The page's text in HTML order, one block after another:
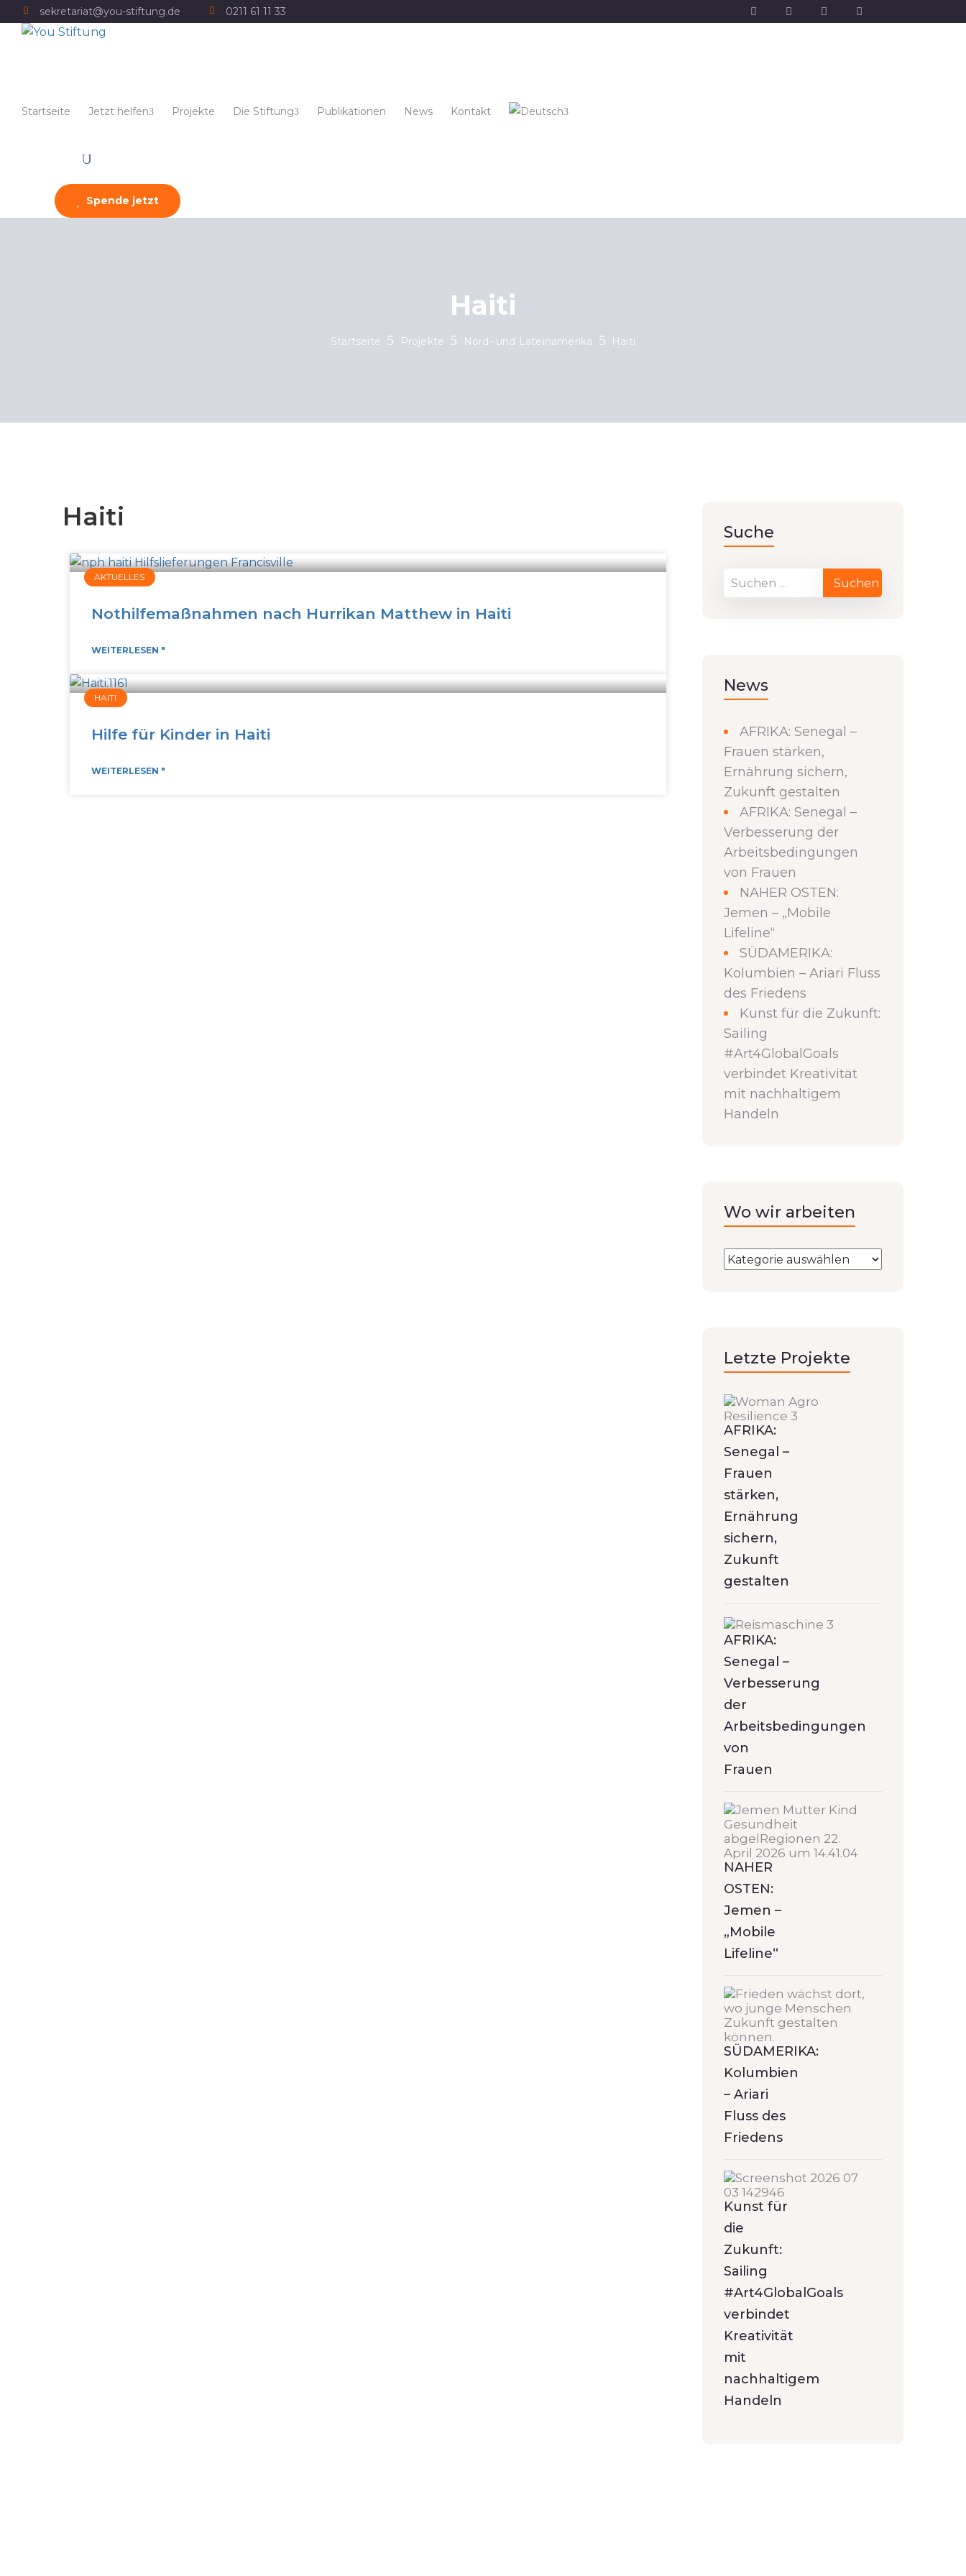
sekretariat@you-stiftung.de 0211 61 11 33
Startseite Jetzt helfen Projekte Die Stiftung Publikationen News Kontakt
Spende jetzt
Haiti
Startseite Projekte Nord- und Lateinamerika Haiti
Haiti
AKTUELLES
Nothilfemaßnahmen nach Hurrikan Matthew in Haiti
WEITERLESEN "
HAITI
Hilfe für Kinder in Haiti
WEITERLESEN "
Suche
News
AFRIKA: Senegal –
Frauen stärken,
Ernährung sichern,
Zukunft gestalten
AFRIKA: Senegal –
Verbesserung der
Arbeitsbedingungen
von Frauen
NAHER OSTEN:
Jemen – „Mobile
Lifeline“
SÜDAMERIKA:
Kolumbien – Ariari Fluss
des Friedens
Kunst für die Zukunft:
Sailing
#Art4GlobalGoals
verbindet Kreativität
mit nachhaltigem
Handeln
Wo wir arbeiten
Letzte Projekte
AFRIKA:
Senegal –
Frauen
stärken,
Ernährung
sichern,
Zukunft
gestalten
AFRIKA:
Senegal –
Verbesserung
der
Arbeitsbedingungen
von
Frauen
NAHER
OSTEN:
Jemen –
„Mobile
Lifeline“
SÜDAMERIKA:
Kolumbien
– Ariari
Fluss des
Friedens
Kunst für
die
Zukunft:
Sailing
#Art4GlobalGoals
verbindet
Kreativität
mit
nachhaltigem
Handeln